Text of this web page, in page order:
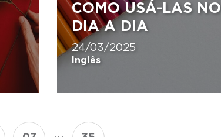
COMO USÁ-LAS NO
DIA A DIA
24/03/2025
Inglês
...